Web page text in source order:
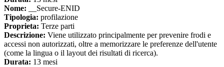
Nome: __Secure-ENID
Tipologia: profilazione
Proprieta: Terze parti
Descrizione: Viene utilizzato principalmente per prevenire frodi e
accessi non autorizzati, oltre a memorizzare le preferenze dell'utente
(come la lingua o il layout dei risultati di ricerca).
Durata: 13 mesi